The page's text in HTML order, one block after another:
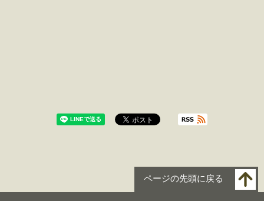
ページの先頭に戻る